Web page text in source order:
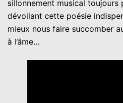
sillonnement musical toujours
dévoilant cette poésie
mieux nous faire succomber
à l’âme…